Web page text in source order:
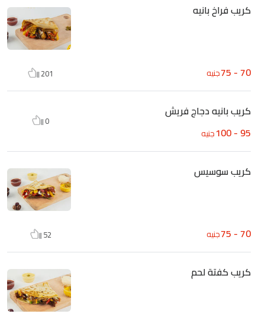
كريب فراخ بانيه
70 - 75 جنيه 201
كريب بانيه دجاج فريش
95 - 100
جنيه
0
كريب سوسيس
70 - 75 جنيه 52
كريب كفتة لحم